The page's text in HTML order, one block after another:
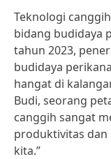
Teknologi
bidang budidaya
tahun 2023,
budidaya
hangat di
Budi, seorang
canggih sangat
produktivitas dan
kita.”